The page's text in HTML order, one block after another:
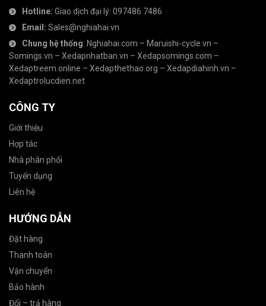
Hotline: Giao dịch đại lý: 097486 7486
Email: Sales@nghiahai.vn
Chung hệ thống: Nghiahai.com – Maruishi-cycle.vn –
Somings.vn – Xedapnhatban.vn – Xedapsomings.com –
Xedaptreem.online – Xedapthethao.org – Xedapdiahinh.vn –
Xedaptrolucdien.net
CÔNG TY
Giới thiệu
Hợp tác
Nhà phân phối
Tuyển dụng
Liên hệ
HƯỚNG DẪN
Đặt hàng
Thanh toán
Vận chuyển
Bảo hành
Đổi – trả hàng